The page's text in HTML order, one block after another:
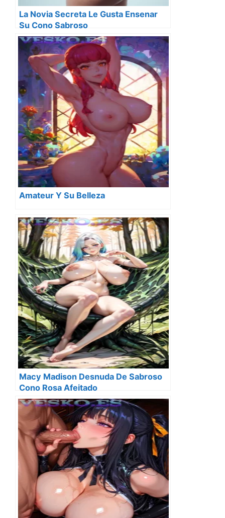
La Novia Secreta Le Gusta Ensenar
Su Cono Sabroso
Amateur Y Su Belleza
Macy Madison Desnuda De Sabroso
Cono Rosa Afeitado